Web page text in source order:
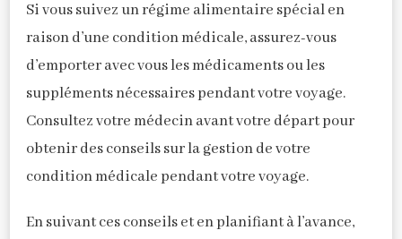
Si vous suivez un régime alimentaire spécial en
raison d’une condition médicale, assurez-vous
d’emporter avec vous les médicaments ou les
suppléments nécessaires pendant votre voyage.
Consultez votre médecin avant votre départ pour
obtenir des conseils sur la gestion de votre
condition médicale pendant votre voyage.
En suivant ces conseils et en planifiant à l’avance,